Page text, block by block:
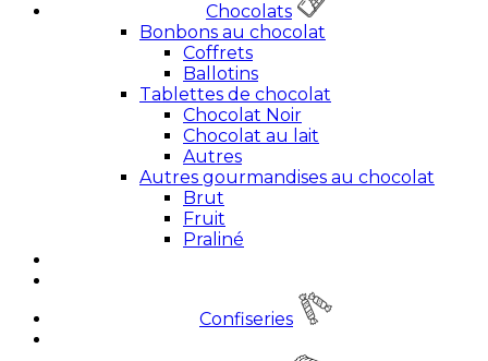
Chocolats
Bonbons au chocolat
Coffrets
Ballotins
Tablettes de chocolat
Chocolat Noir
Chocolat au lait
Autres
Autres gourmandises au chocolat
Brut
Fruit
Praliné
Confiseries